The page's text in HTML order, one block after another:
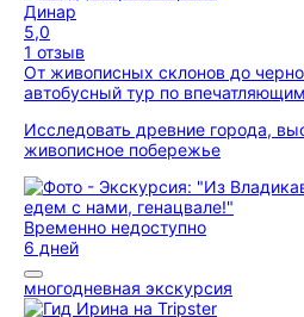
Динар
5,0
1 отзыв
От живописных склонов до
автобусный тур по
Исследовать древние города,
живописное побережье
Временно недоступно
6 дней
многодневная экскурсия